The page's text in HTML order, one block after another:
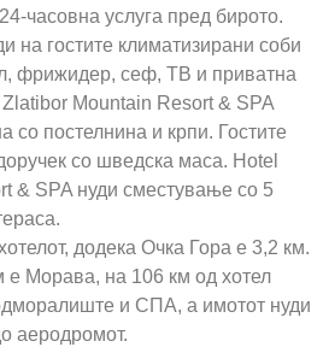
часовна услуга пред бирото.
на гостите климатизирани соби
фрижидер, сеф, ТВ и приватна
Mountain Resort & SPA
со постелнина и крпи. Гостите
со шведска маса. Hotel
& SPA нуди сместување со 5
додека Очка Гора е 3,2 км.
е Морава, на 106 км од хотел
и СПА, а имотот нуди
аеродромот.